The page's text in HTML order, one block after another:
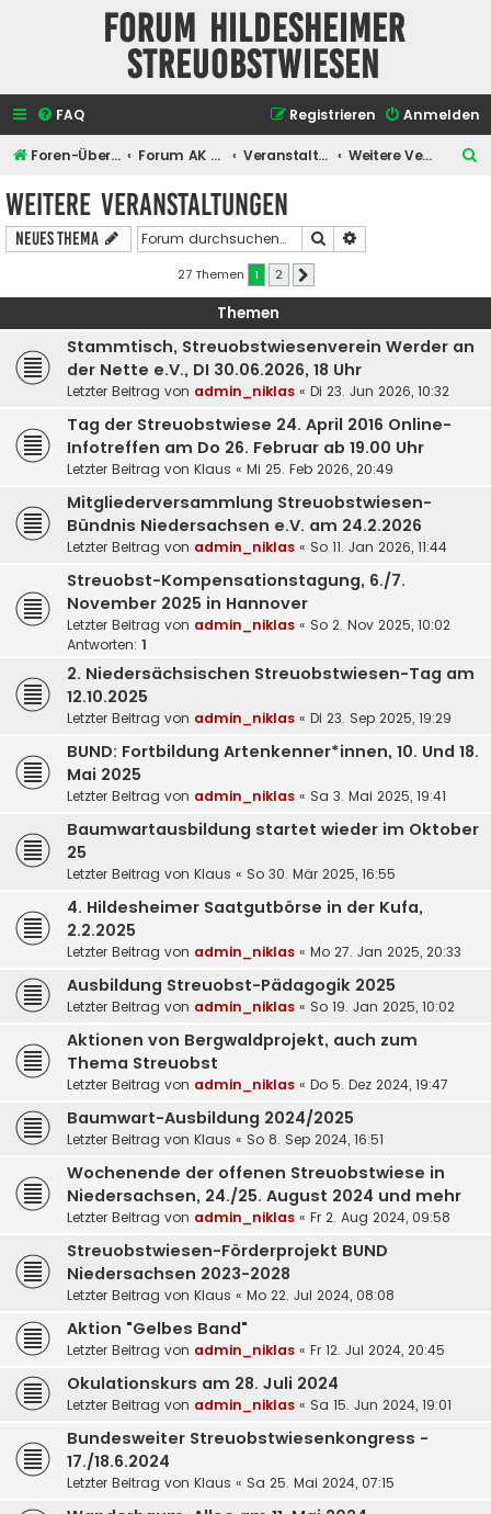
Forum Hildesheimer
Streuobstwiesen
FAQ Anmelden
Registrieren
Foren-Übersicht Forum AK Hildesheimer Streuobstwiesen Veranstaltungen Weitere Veranstaltungen
Weitere Veranstaltungen
Neues Thema Suche
27 Themen 1 2
Themen
Stammtisch, Streuobstwiesenverein Werder an
der Nette e.V., DI 30.06.2026, 18 Uhr
Letzter Beitrag von admin_niklas « Di 23. Jun 2026, 10:32
Tag der Streuobstwiese 24. April 2016 Online-
Infotreffen am Do 26. Februar ab 19.00 Uhr
Letzter Beitrag von Klaus « Mi 25. Feb 2026, 20:49
Mitgliederversammlung Streuobstwiesen-
Bündnis Niedersachsen e.V. am 24.2.2026
Letzter Beitrag von admin_niklas « So 11. Jan 2026, 11:44
Streuobst-Kompensationstagung, 6./7.
November 2025 in Hannover
Letzter Beitrag von admin_niklas « So 2. Nov 2025, 10:02
Antworten: 1
2. Niedersächsischen Streuobstwiesen-Tag am
12.10.2025
Letzter Beitrag von admin_niklas « Di 23. Sep 2025, 19:29
BUND: Fortbildung Artenkenner*innen, 10. Und 18.
Mai 2025
Letzter Beitrag von admin_niklas « Sa 3. Mai 2025, 19:41
Baumwartausbildung startet wieder im Oktober
25
Letzter Beitrag von Klaus « So 30. Mär 2025, 16:55
4. Hildesheimer Saatgutbörse in der Kufa,
2.2.2025
Letzter Beitrag von admin_niklas « Mo 27. Jan 2025, 20:33
Ausbildung Streuobst-Pädagogik 2025
Letzter Beitrag von admin_niklas « So 19. Jan 2025, 10:02
Aktionen von Bergwaldprojekt, auch zum
Thema Streuobst
Letzter Beitrag von admin_niklas « Do 5. Dez 2024, 19:47
Baumwart-Ausbildung 2024/2025
Letzter Beitrag von Klaus « So 8. Sep 2024, 16:51
Wochenende der offenen Streuobstwiese in
Niedersachsen, 24./25. August 2024 und mehr
Letzter Beitrag von admin_niklas « Fr 2. Aug 2024, 09:58
Streuobstwiesen-Förderprojekt BUND
Niedersachsen 2023-2028
Letzter Beitrag von Klaus « Mo 22. Jul 2024, 08:08
Aktion "Gelbes Band"
Letzter Beitrag von admin_niklas « Fr 12. Jul 2024, 20:45
Okulationskurs am 28. Juli 2024
Letzter Beitrag von admin_niklas « Sa 15. Jun 2024, 19:01
Bundesweiter Streuobstwiesenkongress -
17./18.6.2024
Letzter Beitrag von Klaus « Sa 25. Mai 2024, 07:15